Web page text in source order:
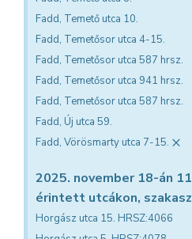
Fadd, Temető utca 10.
Fadd, Temetősor utca 4-15.
Fadd, Temetősor utca 587 hrsz.
Fadd, Temetősor utca 941 hrsz.
Fadd, Temetősor utca 587 hrsz.
Fadd, Új utca 59.
Fadd, Vörösmarty utca 7-15. ×
2025. november 18-án
érintett utcákon,
Horgász utca 15. HRSZ:4066